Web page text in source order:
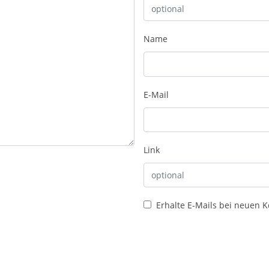
Name
E-Mail
Link
Erhalte E-Mails bei neuen